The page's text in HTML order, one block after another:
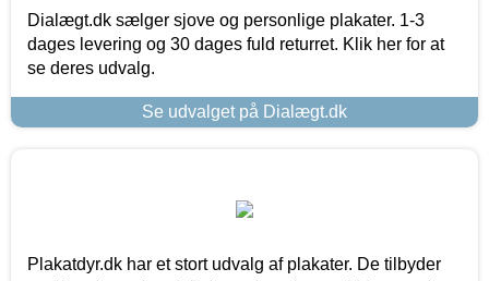
Dialægt.dk sælger sjove og personlige plakater. 1-3
dages levering og 30 dages fuld returret. Klik her for at
se deres udvalg.
Se udvalget på Dialægt.dk
Plakatdyr.dk har et stort udvalg af plakater. De tilbyder